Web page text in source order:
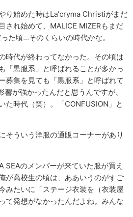
り始めた時はLa'cryma Christiがまだ
され始めて、MALICE MIZERもまだ
た頃…そのくらいの時代かな。
時代が終わってなかった。その頃は
「黒服系」と呼ばれることが多かっ
募集を見ても「黒服系」と呼ばれて
響が強かったんだと思うんですが、
た時代（笑）。「CONFUSION」と
ういう洋服の通販コーナーがあり
SEAのメンバーが来ていた服が買え
が高校生の頃は、ああいうのがすご
みたいに「ステージ衣装を（衣装屋
て発想がなかったんだよね。みんな